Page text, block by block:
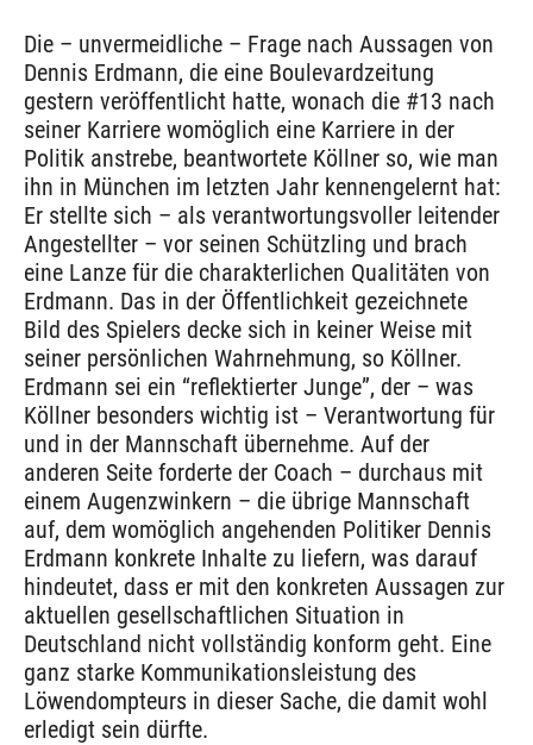
Die – unvermeidliche – Frage nach Aussagen von
Dennis Erdmann, die eine Boulevardzeitung
gestern veröffentlicht hatte, wonach die #13 nach
seiner Karriere womöglich eine Karriere in der
Politik anstrebe, beantwortete Köllner so, wie man
ihn in München im letzten Jahr kennengelernt hat:
Er stellte sich – als verantwortungsvoller leitender
Angestellter – vor seinen Schützling und brach
eine Lanze für die charakterlichen Qualitäten von
Erdmann. Das in der Öffentlichkeit gezeichnete
Bild des Spielers decke sich in keiner Weise mit
seiner persönlichen Wahrnehmung, so Köllner.
Erdmann sei ein “reflektierter Junge”, der – was
Köllner besonders wichtig ist – Verantwortung für
und in der Mannschaft übernehme. Auf der
anderen Seite forderte der Coach – durchaus mit
einem Augenzwinkern – die übrige Mannschaft
auf, dem womöglich angehenden Politiker Dennis
Erdmann konkrete Inhalte zu liefern, was darauf
hindeutet, dass er mit den konkreten Aussagen zur
aktuellen gesellschaftlichen Situation in
Deutschland nicht vollständig konform geht. Eine
ganz starke Kommunikationsleistung des
Löwendompteurs in dieser Sache, die damit wohl
erledigt sein dürfte.